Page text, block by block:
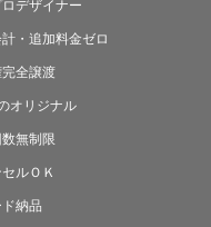
デザイナー
・追加料金ゼロ
全譲渡
オリジナル
無制限
ルＯＫ
納品